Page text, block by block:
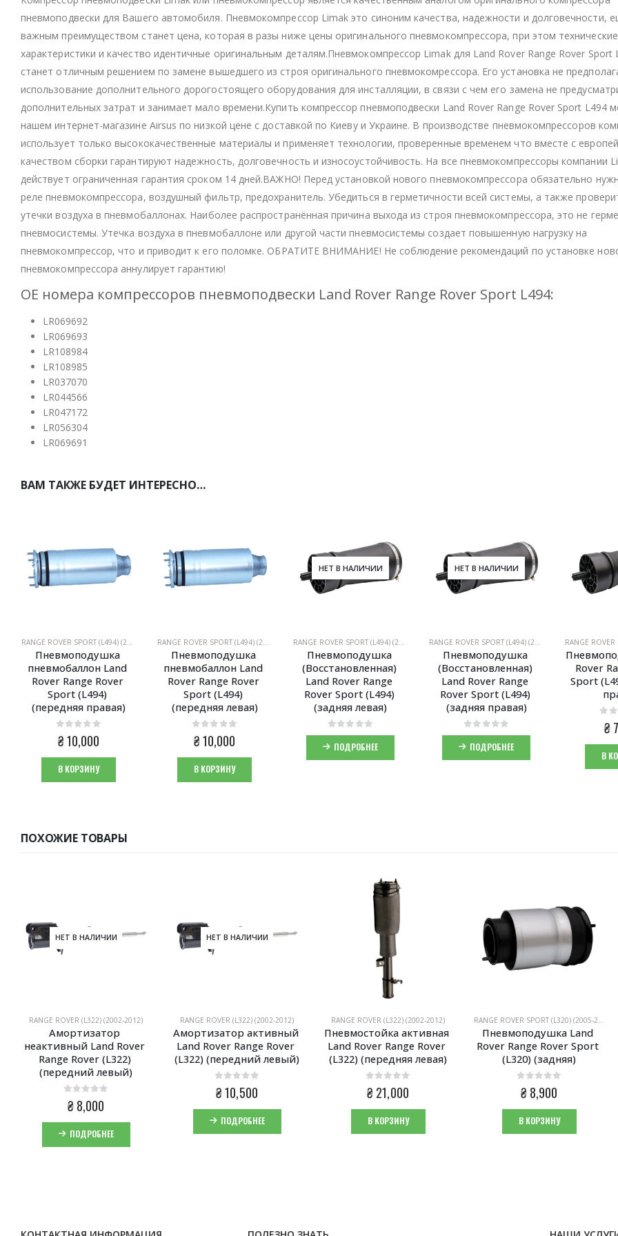
пневмоподвески для Вашего автомобиля. Пневмокомпрессор Limak это синоним качества, надежности и долговечности,
важным преимуществом станет цена, которая в разы ниже цены оригинального пневмокомпрессора, при этом технические
характеристики и качество идентичные оригинальным деталям.Пневмокомпрессор Limak для Land Rover Range Rover Sport
станет отличным решением по замене вышедшего из строя оригинального пневмокомрессора. Его установка не
использование дополнительного дорогостоящего оборудования для инсталляции, в связи с чем его замена не
дополнительных затрат и занимает мало времени.Купить компрессор пневмоподвески Land Rover Range Rover Sport L494
нашем интернет-магазине Airsus по низкой цене с доставкой по Киеву и Украине. В производстве пневмокомпрессоров
использует только высококачественные материалы и применяет технологии, проверенные временем что вместе с
качеством сборки гарантируют надежность, долговечность и износоустойчивость. На все пневмокомпрессоры компании
действует ограниченная гарантия сроком 14 дней.ВАЖНО! Перед установкой нового пневмокомпрессора обязательно
реле пневмокомпрессора, воздушный фильтр, предохранитель. Убедиться в герметичности всей системы, а также
утечки воздуха в пневмобаллонах. Наиболее распространённая причина выхода из строя пневмокомпрессора, это не
пневмосистемы. Утечка воздуха в пневмобаллоне или другой части пневмосистемы создает повышенную нагрузку на
пневмокомпрессор, что и приводит к его поломке. ОБРАТИТЕ ВНИМАНИЕ! Не соблюдение рекомендаций по установке
пневмокомпрессора аннулирует гарантию!
OE номера компрессоров пневмоподвески Land Rover Range Rover Sport L494:
LR069692
LR069693
LR108984
LR108985
LR037070
LR044566
LR047172
LR056304
LR069691
ВАМ ТАКЖЕ БУДЕТ ИНТЕРЕСНО…
RANGE ROVER SPORT (L494) (2013-2021)
Пневмоподушка
пневмобаллон Land
Rover Range Rover
Sport (L494)
(передняя правая)
0 из 5
₴10,000
В КОРЗИНУ
RANGE ROVER SPORT (L494) (2013-2021)
Пневмоподушка
пневмобаллон Land
Rover Range Rover
Sport (L494)
(передняя левая)
0 из 5
₴10,000
В КОРЗИНУ
НЕТ В НАЛИЧИИ
RANGE ROVER SPORT (L494) (2013-2021)
Пневмоподушка
(Восстановленная)
Land Rover Range
Rover Sport (L494)
(задняя левая)
0из 5
ПОДРОБНЕЕ
НЕТ В НАЛИЧИИ
RANGE ROVER SPORT (L494) (2013-2021)
Пневмоподушка
(Восстановленная)
Land Rover Range
Rover Sport (L494)
(задняя правая)
0из 5
ПОДРОБНЕЕ
Rover
Sport
0₴
В
ПОХОЖИЕ ТОВАРЫ
НЕТ В НАЛИЧИИ
RANGE ROVER (L322) (2002-2012)
Амортизатор
неактивный Land Rover
Range Rover (L322)
(передний левый)
0из 5
₴8,000
ПОДРОБНЕЕ
НЕТ В НАЛИЧИИ
RANGE ROVER (L322) (2002-2012)
Амортизатор активный
Land Rover Range Rover
(L322) (передний левый)
0 из 5
₴10,500
ПОДРОБНЕЕ
RANGE ROVER (L322) (2002-2012)
Пневмостойка активная
Land Rover Range Rover
(L322) (передняя левая)
0 из 5
₴21,000
В КОРЗИНУ
Пневмоподушка Land
Rover Range Rover Sport
(L320) (задняя)
0из 5
₴8,900
В КОРЗИНУ